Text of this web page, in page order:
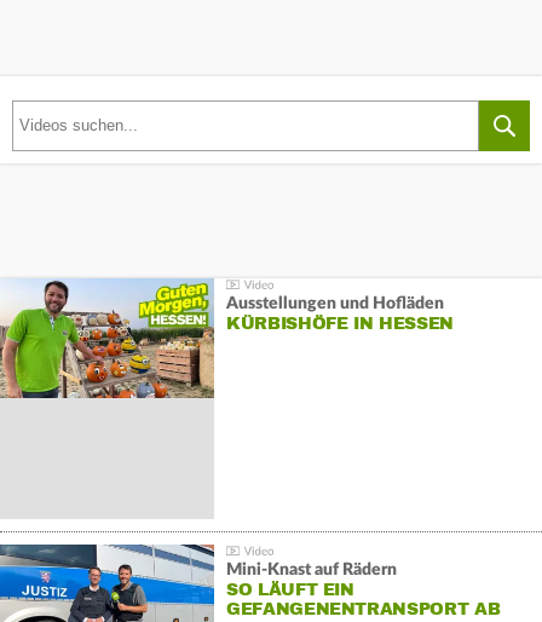
Ausstellungen und Hofläden
KÜRBISHÖFE IN HESSEN
Mini-Knast auf Rädern
SO LÄUFT EIN
GEFANGENENTRANSPORT AB